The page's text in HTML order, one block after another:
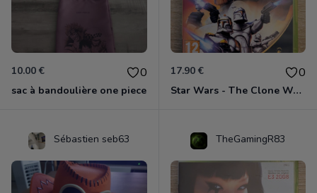
10.00 € 0
sac à bandoulière one piece
17.90 € 0
Star Wars - The Clone Wars - Les Héros De La République Xbox 360
Sébastien seb63 TheGamingR83